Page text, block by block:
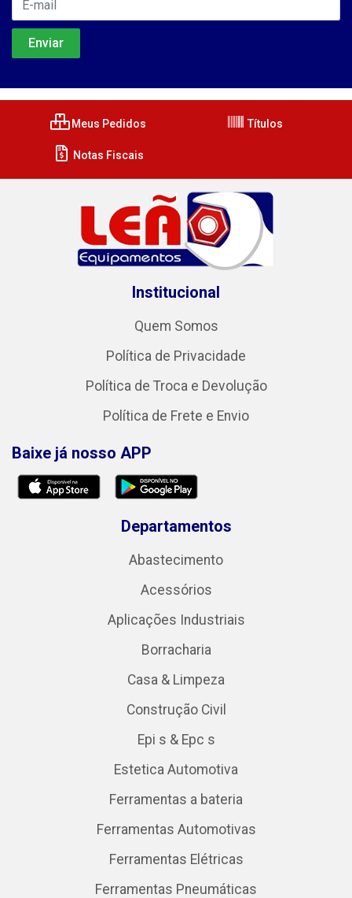
Meus Pedidos Títulos
Notas Fiscais
Institucional
Quem Somos
Política de Privacidade
Política de Troca e Devolução
Política de Frete e Envio
Baixe já nosso APP
Departamentos
Abastecimento
Acessórios
Aplicações Industriais
Borracharia
Casa & Limpeza
Construção Civil
Epi s & Epc s
Estetica Automotiva
Ferramentas a bateria
Ferramentas Automotivas
Ferramentas Elétricas
Ferramentas Pneumáticas